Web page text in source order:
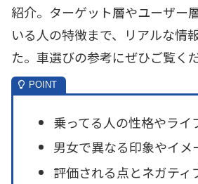
紹介。ターゲット層やユーザー
いる人の特徴まで、リアルな情
た。車選びの参考にぜひご覧く
乗ってる人の性格やライ
男女で異なる印象やイメ
評価される点とネガティ